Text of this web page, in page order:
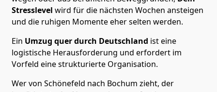
Stresslevel wird für die nächsten Wochen ansteigen
und die ruhigen Momente eher selten werden.
Ein Umzug quer durch Deutschland ist eine
logistische Herausforderung und erfordert im
Vorfeld eine strukturierte Organisation.
Wer von Schönefeld nach Bochum zieht, der